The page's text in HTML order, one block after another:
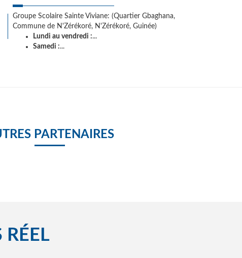
Groupe Scolaire Sainte Viviane: (Quartier Gbaghana,
Commune de N'Zérékoré, N'Zérékoré, Guinée)
Lundi au vendredi :...
Samedi :...
PARTENAIRES
RÉEL